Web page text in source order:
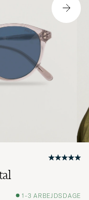
1-3 ARBEJDSDAGE